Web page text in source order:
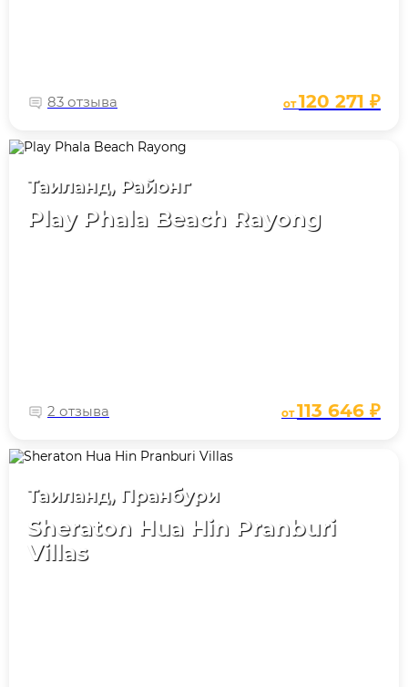
83 отзыва от120 271 ₽
Таиланд, Районг
Play Phala Beach Rayong
2 отзыва от113 646 ₽
Таиланд, Пранбури
Sheraton Hua Hin Pranburi
Villas